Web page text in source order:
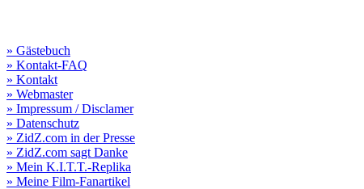
» Gästebuch
» Kontakt-FAQ
» Kontakt
» Webmaster
» Impressum / Disclamer
» Datenschutz
» ZidZ.com in der Presse
» ZidZ.com sagt Danke
» Mein K.I.T.T.-Replika
» Meine Film-Fanartikel